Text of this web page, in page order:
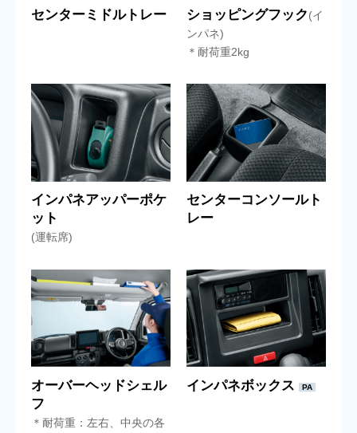
センターミドルトレー ショッピングフック(イ
ンパネ)
＊耐荷重2kg
インパネアッパーポケ
ット
(運転席)
センターコンソールト
レー
オーバーヘッドシェル
フ
＊耐荷重：左右、中央の各
インパネボックス PA